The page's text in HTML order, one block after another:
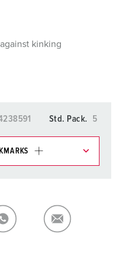
kinking
Std. Pack. 5
ADD